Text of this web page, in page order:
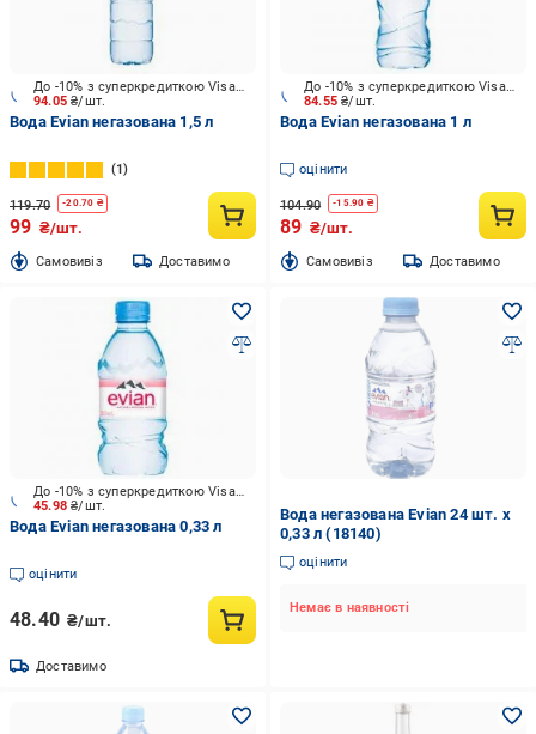
94.05₴/шт.
До -10% з суперкредиткою Visa Вигода
Вода Evian негазована 1,5 л
1
119.70 -20.70 ₴
99 ₴/шт.
Cамовивіз Доставимо
84.55₴/шт.
До -10% з суперкредиткою Visa Вигода
Вода Evian негазована 1 л
оцінити
104.90 -15.90 ₴
89 ₴/шт.
Cамовивіз Доставимо
45.98₴/шт.
До -10% з суперкредиткою Visa Вигода
Вода Evian негазована 0,33 л
оцінити
48.40 ₴/шт.
Доставимо
Вода негазована Evian 24 шт. х
0,33 л (18140)
оцінити
Немає в наявності